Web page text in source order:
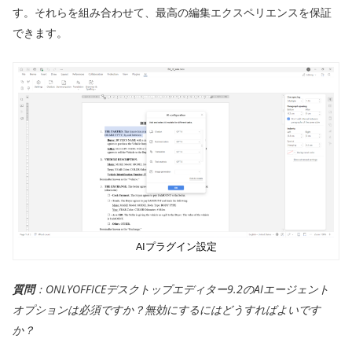
す。それらを組み合わせて、最高の編集エクスペリエンスを保証
できます。
AIプラグイン設定
質問：ONLYOFFICEデスクトップエディター9.2のAIエージェント
オプションは必須ですか？無効にするにはどうすればよいです
か？